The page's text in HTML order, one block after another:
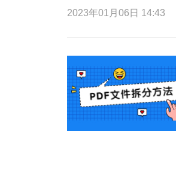
2023年01月06日 14:43